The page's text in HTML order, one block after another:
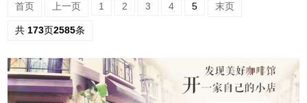
首页 上一页 1 2 3 4 5 末页
共173页2585条